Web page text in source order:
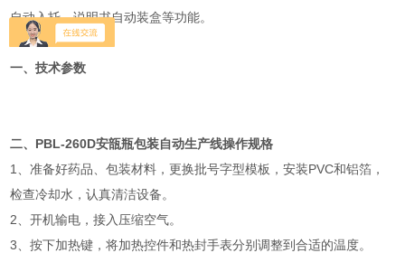
自动入托、说明书自动装盒等功能。
一、技术参数
二、PBL-260D安瓿瓶包装自动生产线操作规格
1、准备好药品、包装材料，更换批号字型模板，安装PVC和铝箔，
检查冷却水，认真清洁设备。
2、开机输电，接入压缩空气。
3、按下加热键，将加热控件和热封手表分别调整到合适的温度。